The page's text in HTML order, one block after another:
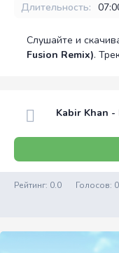
Длительность:
Слушайте и
Fusion Remix).
Kabir Khan -
Рейтинг: 0.0 Голосов: 0